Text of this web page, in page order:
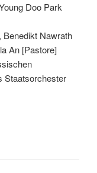
Doo Park
Benedikt Nawrath
An [Pastore]
Staatsorchester